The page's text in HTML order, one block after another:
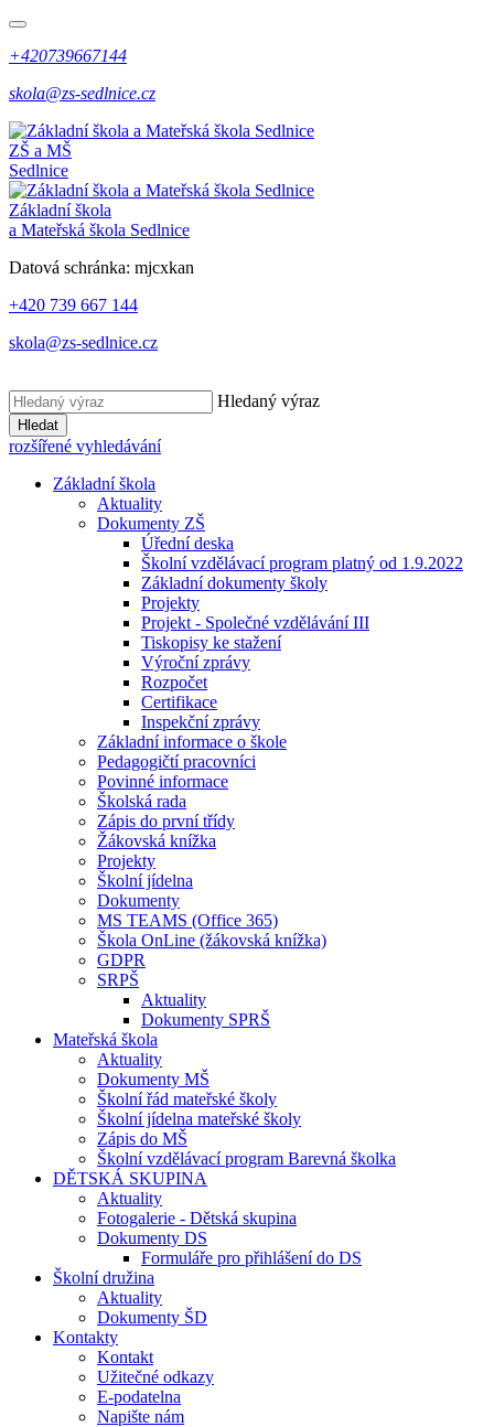
+420739667144
skola@zs-sedlnice.cz
ZŠ a MŠ
Sedlnice
Základní škola
a Mateřská škola Sedlnice
Datová schránka: mjcxkan
+420 739 667 144
skola@zs-sedlnice.cz
Hledaný výraz
Hledat
rozšířené vyhledávání
Základní škola
Aktuality
Dokumenty ZŠ
Úřední deska
Školní vzdělávací program platný od 1.9.2022
Základní dokumenty školy
Projekty
Projekt - Společné vzdělávání III
Tiskopisy ke stažení
Výroční zprávy
Rozpočet
Certifikace
Inspekční zprávy
Základní informace o škole
Pedagogičtí pracovníci
Povinné informace
Školská rada
Zápis do první třídy
Žákovská knížka
Projekty
Školní jídelna
Dokumenty
MS TEAMS (Office 365)
Škola OnLine (žákovská knížka)
GDPR
SRPŠ
Aktuality
Dokumenty SPRŠ
Mateřská škola
Aktuality
Dokumenty MŠ
Školní řád mateřské školy
Školní jídelna mateřské školy
Zápis do MŠ
Školní vzdělávací program Barevná školka
DĚTSKÁ SKUPINA
Aktuality
Fotogalerie - Dětská skupina
Dokumenty DS
Formuláře pro přihlášení do DS
Školní družina
Aktuality
Dokumenty ŠD
Kontakty
Kontakt
Užitečné odkazy
E-podatelna
Napište nám